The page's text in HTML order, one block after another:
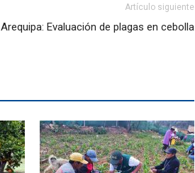
Artículo siguiente
Arequipa: Evaluación de plagas en cebolla